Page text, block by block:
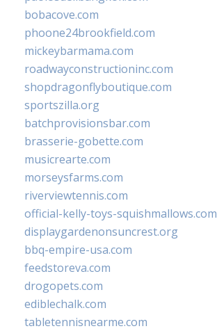
bobacove.com
phoone24brookfield.com
mickeybarmama.com
roadwayconstructioninc.com
shopdragonflyboutique.com
sportszilla.org
batchprovisionsbar.com
brasserie-gobette.com
musicrearte.com
morseysfarms.com
riverviewtennis.com
official-kelly-toys-squishmallows.com
displaygardenonsuncrest.org
bbq-empire-usa.com
feedstoreva.com
drogopets.com
ediblechalk.com
tabletennisnearme.com